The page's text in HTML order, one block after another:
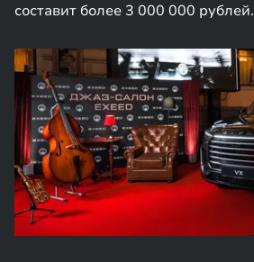
составит более 3 000 000 рублей.